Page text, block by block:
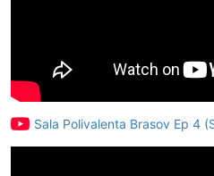
Sala Polivalenta Brasov Ep 4